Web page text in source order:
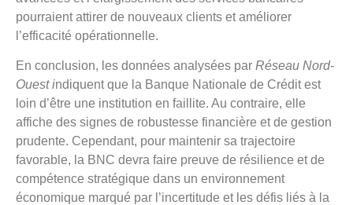
pourraient attirer de nouveaux clients et améliorer
l’efficacité opérationnelle.
En conclusion, les données analysées par Réseau Nord-
Ouest indiquent que la Banque Nationale de Crédit est
loin d’être une institution en faillite. Au contraire, elle
affiche des signes de robustesse financière et de gestion
prudente. Cependant, pour maintenir sa trajectoire
favorable, la BNC devra faire preuve de résilience et de
compétence stratégique dans un environnement
économique marqué par l’incertitude et les défis liés à la